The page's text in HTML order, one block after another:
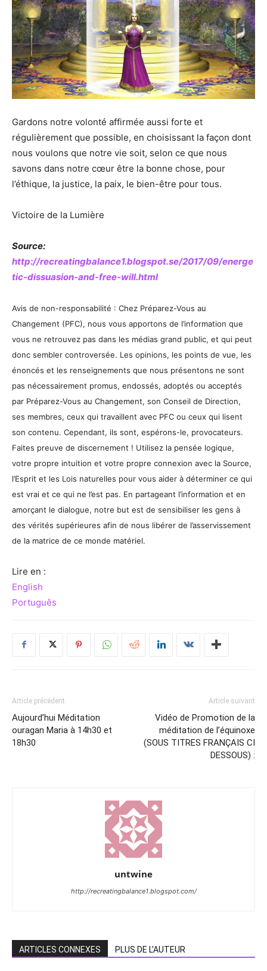
Gardons notre volonté affirmée aussi forte et
régulièrement que possible, en choisissant la façon dont
nous voulons que notre vie soit, selon ce que nous
savons dans notre cœur être la bonne chose, pour
l’éthique, la justice, la paix, le bien-être pour tous.
Victoire de la Lumière
Source:
http://recreatingbalance1.blogspot.se/2017/09/energe
tic-dissuasion-and-free-will.html
Avis de non-responsabilité : Chez Préparez-Vous au
Changement (PFC), nous vous apportons de l’information que
vous ne retrouvez pas dans les médias grand public, et qui peut
donc sembler controversée. Les opinions, les points de vue, les
énoncés et les renseignements que nous présentons ne sont
pas nécessairement promus, endossés, adoptés ou acceptés
par Préparez-Vous au Changement, son Conseil de Direction,
ses membres, ceux qui travaillent avec PFC ou ceux qui lisent
son contenu. Cependant, ils sont, espérons-le, provocateurs.
Faites preuve de discernement ! Utilisez la pensée logique,
votre propre intuition et votre propre connexion avec la Source,
l’Esprit et les Lois naturelles pour vous aider à déterminer ce qui
est vrai et ce qui ne l’est pas. En partageant l’information et en
amorçant le dialogue, notre but est de sensibiliser les gens à
des vérités supérieures afin de nous libérer de l’asservissement
de la matrice de ce monde matériel.
Lire en :
English
Português
Article précédent
Aujourd’hui Méditation
ouragan Maria à 14h30 et
18h30
Article suivant
Vidéo de Promotion de la
méditation de l’équinoxe
(SOUS TITRES FRANÇAIS CI
DESSOUS) :
untwine
http://recreatingbalance1.blogspot.com/
ARTICLES CONNEXES PLUS DE L'AUTEUR